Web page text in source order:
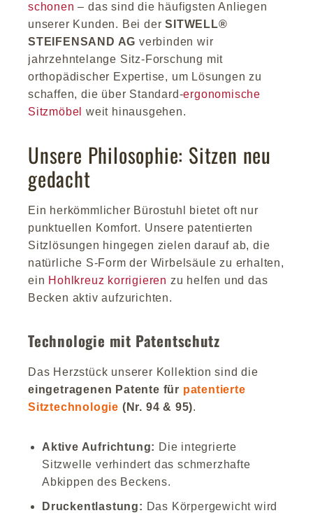
schonen – das sind die häufigsten Anliegen
unserer Kunden. Bei derSITWELL®
STEIFENSAND AG verbinden wir
jahrzehntelange Sitz-Forschung mit
orthopädischer Expertise, um Lösungen zu
schaffen, die über Standard-ergonomische
Sitzmöbel weit hinausgehen.
Unsere Philosophie: Sitzen neu
gedacht
Ein herkömmlicher Bürostuhl bietet oft nur
punktuellen Komfort. Unsere patentierten
Sitzlösungen hingegen zielen darauf ab, die
natürliche S-Form der Wirbelsäule zu erhalten,
ein Hohlkreuz korrigieren zu helfen und das
Becken aktiv aufzurichten.
Technologie mit Patentschutz
Das Herzstück unserer Kollektion sind die
eingetragenen Patente für patentierte
Sitztechnologie (Nr. 94 & 95).
Aktive Aufrichtung: Die integrierte
Sitzwelle verhindert das schmerzhafte
Abkippen des Beckens.
Druckentlastung: Das Körpergewicht wird